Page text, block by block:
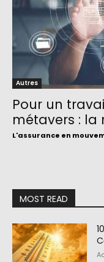
Autres
Pour un
métavers : la
L'assurance en
MOST READ